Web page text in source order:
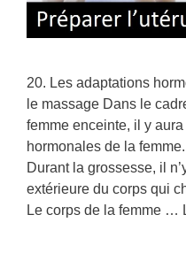
20. Les adaptations
le massage Dans le
femme enceinte, il y
hormonales de la
Durant la grossesse, il
extérieure du corps qui
Le corps de la femme …